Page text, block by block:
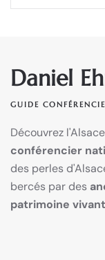
Daniel
GUIDE
Découvrez
conférencier
des perles
bercés par des
patrimoine vivant